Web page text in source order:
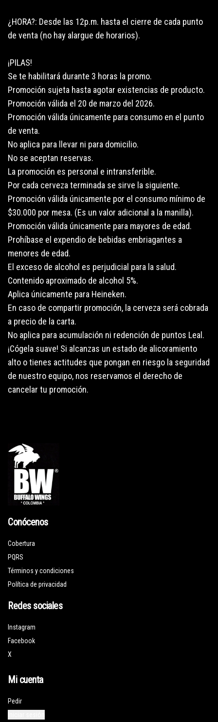
¿HORA?: Desde las 12p.m. hasta el cierre de cada punto
de venta (no hay alargue de horarios).
¡PILAS!
Se te habilitará durante 3 horas la promo.
Promoción sujeta hasta agotar existencias de producto.
Promoción válida el 20 de marzo del 2026.
Promoción válida únicamente para consumo en el punto
de venta.
No aplica para llevar ni para domicilio.
No se aceptan reservas.
La promoción es personal e intransferible.
Por cada cerveza terminada se sirve la siguiente.
Promoción válida únicamente por el consumo mínimo de
$30.000 por mesa. (Es un valor adicional a la manilla).
Promoción válida únicamente para mayores de edad.
Prohíbase el expendio de bebidas embriagantes a
menores de edad.
El exceso de alcohol es perjudicial para la salud.
Contenido aproximado de alcohol 5%.
Aplica únicamente para Heineken.
En caso de compartir promoción, la cerveza será cobrada
a precio de la carta.
No aplica para acumulación ni redención de puntos Leal.
¡Cógela suave! Si alcanzas un estado de alicoramiento
alto o tienes actitudes que pongan en riesgo la seguridad
de nuestro equipo, nos reservamos el derecho de
cancelar tu promoción.
Conócenos
Cobertura
PQRS
Términos y condiciones
Política de privacidad
Redes sociales
Instagram
Facebook
X
Mi cuenta
Pedir